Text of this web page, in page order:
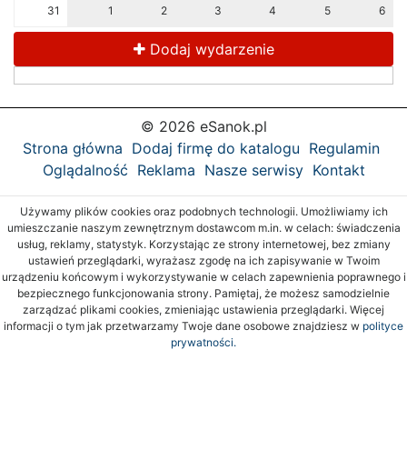
31 1 2 3 4 5 6
Dodaj wydarzenie
© 2026 eSanok.pl
Strona główna Dodaj firmę do katalogu Regulamin
Oglądalność Reklama Nasze serwisy Kontakt
Używamy plików cookies oraz podobnych technologii. Umożliwiamy ich
umieszczanie naszym zewnętrznym dostawcom m.in. w celach: świadczenia
usług, reklamy, statystyk. Korzystając ze strony internetowej, bez zmiany
ustawień przeglądarki, wyrażasz zgodę na ich zapisywanie w Twoim
urządzeniu końcowym i wykorzystywanie w celach zapewnienia poprawnego i
bezpiecznego funkcjonowania strony. Pamiętaj, że możesz samodzielnie
zarządzać plikami cookies, zmieniając ustawienia przeglądarki. Więcej
informacji o tym jak przetwarzamy Twoje dane osobowe znajdziesz w polityce
prywatności.